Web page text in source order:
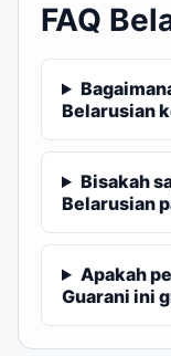
FAQ
Belarusian
Bisakah
Belarusian
Apakah
Guarani ini